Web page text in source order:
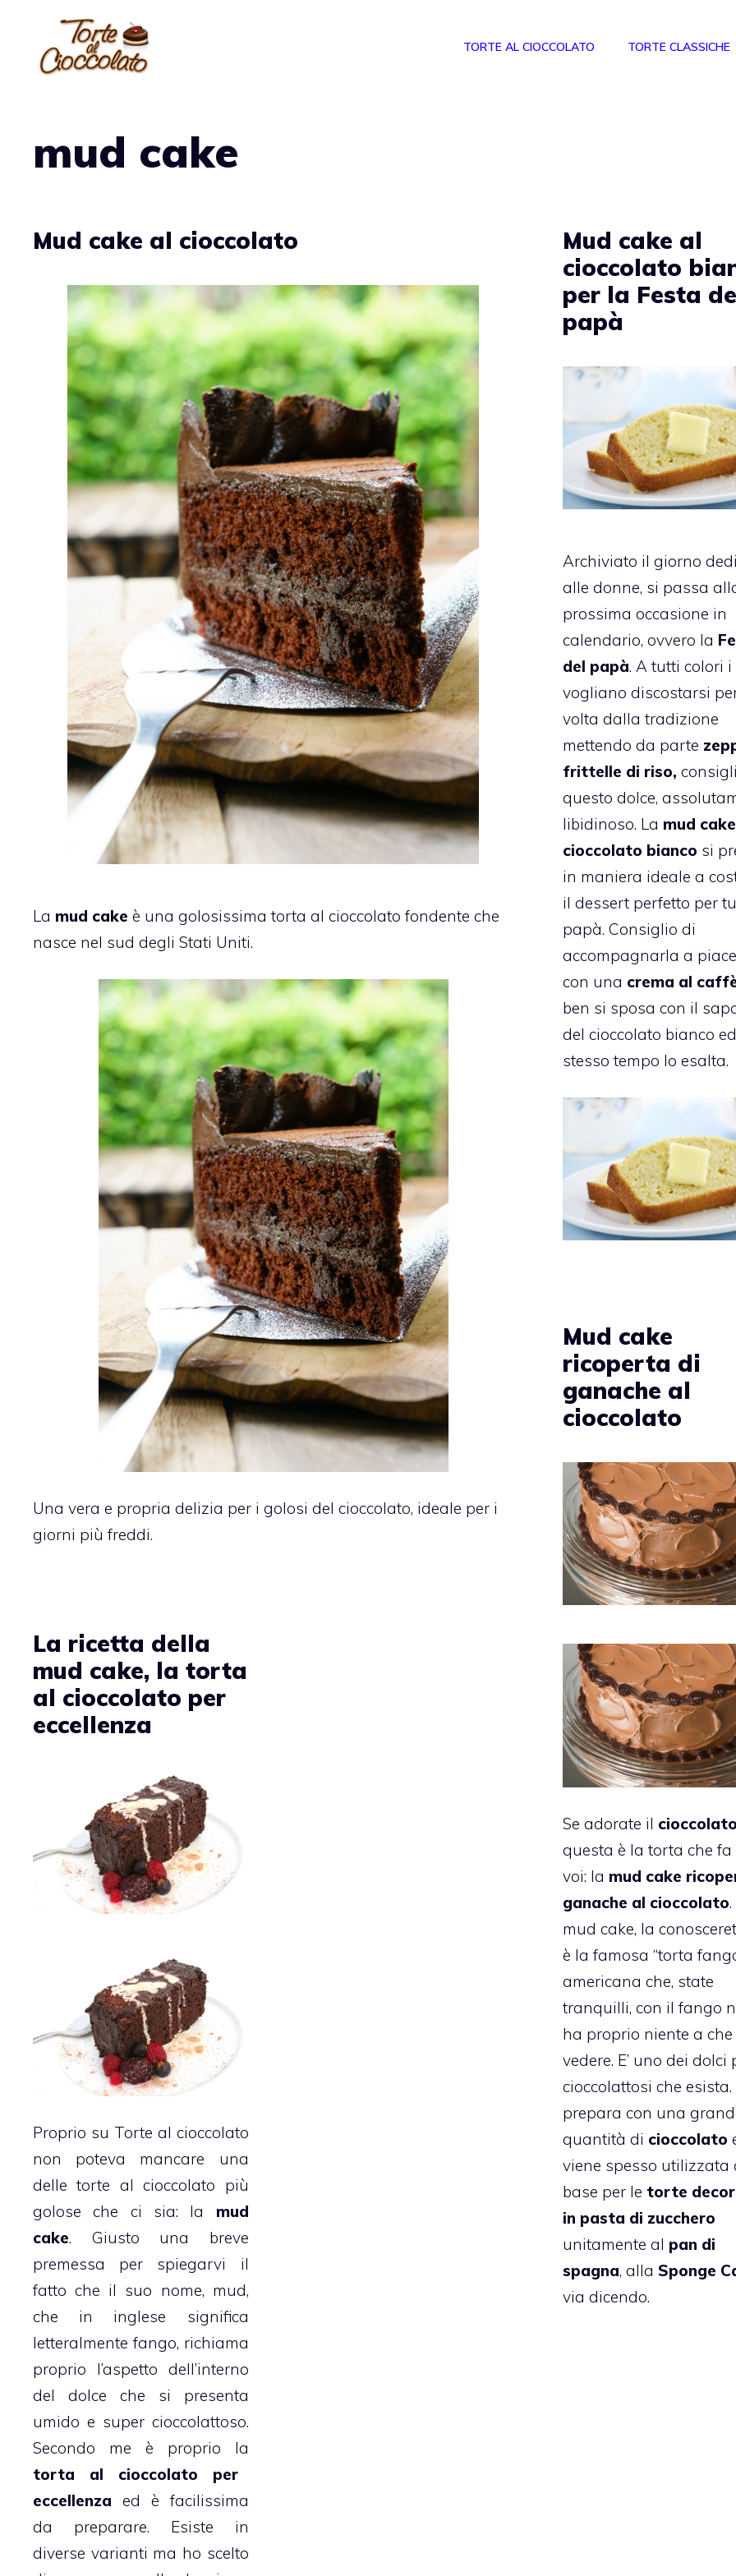
contenuto
TORTE AL CIOCCOLATO TORTE CLASSICHE
mud cake
Mud cake al cioccolato
La mud cake è una golosissima torta al cioccolato fondente che
nasce nel sud degli Stati Uniti.
Una vera e propria delizia per i golosi del cioccolato, ideale per i
giorni più freddi.
Mud cake al
cioccolato
per la Festa
papà
Archiviato il giorno
alle donne, si passa
prossima occasione in
calendario, ovvero la
del papà. A tutti colori
vogliano discostarsi
volta dalla tradizione
mettendo da parte
frittelle di riso,
questo dolce,
libidinoso. La mud
cioccolato bianco si
in maniera ideale a
il dessert perfetto per
papà. Consiglio di
accompagnarla a
con una crema al
ben si sposa con il
del cioccolato bianco
stesso tempo lo esalta.
Mud cake
ricoperta di
ganache al
cioccolato
Se adorate il
questa è la torta che fa
voi: la mud cake
ganache al cioccolato
mud cake, la
è la famosa “torta
americana che, state
tranquilli, con il fango
ha proprio niente a che
vedere. E’ uno dei dolci
cioccolattosi che esista.
prepara con una
quantità di cioccolato
viene spesso utilizzata
base per le torte
in pasta di zucchero
unitamente al pan di
spagna, allaSponge
via dicendo.
La ricetta della
mud cake, la torta
al cioccolato per
eccellenza
Proprio su Torte al cioccolato
non poteva mancare una
delle torte al cioccolato più
golose che ci sia: la mud
cake. Giusto una breve
premessa per spiegarvi il
fatto che il suo nome, mud,
che in inglese significa
letteralmente fango, richiama
proprio l’aspetto dell’interno
del dolce che si presenta
umido e super cioccolattoso.
Secondo me è proprio la
torta al cioccolato per
eccellenza ed è facilissima
da preparare. Esiste in
diverse varianti ma ho scelto